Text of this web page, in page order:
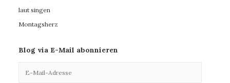
laut singen
Montagsherz
Blog via E-Mail abonnieren
Mail-